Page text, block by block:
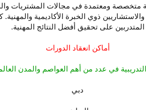
متخصصة ومعتمدة في مجالات المشتريات
ذوي الخبرة الأكاديمية
المتدربين على تحقيق أفضل النتائج المهنية.
أماكن انعقاد الدورات
في عدد من أهم العواصم والمدن
دبي